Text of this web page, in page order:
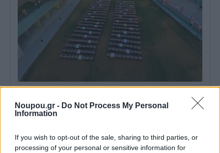
Noupou.gr - Do Not Process My Personal
Information
If you wish to opt-out of the sale, sharing to third parties, or
processing of your personal or sensitive information for
Θερινά σινεμά δίπλα στη θάλασσα για
ταινίες με άρωμα καλοκαιριού